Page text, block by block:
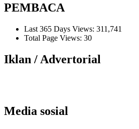
PEMBACA
Last 365 Days Views: 311,741
Total Page Views: 30
Iklan / Advertorial
Media sosial